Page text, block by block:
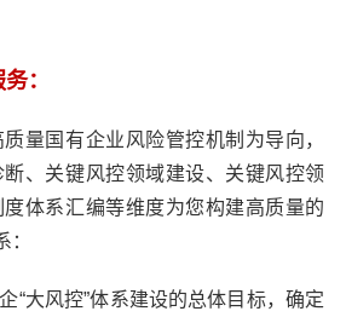
：
量国有企业风险管控机制为导向，
、关键风控领域建设、关键风控领
体系汇编等维度为您构建高质量的
：
“大风控”体系建设的总体目标，确定